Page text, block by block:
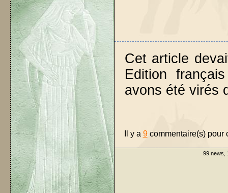
Cet article
Edition
avons été virés
Il y a 9commentaire(s) pour
99 news,